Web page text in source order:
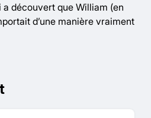
découvert que William (en
d’une manière vraiment